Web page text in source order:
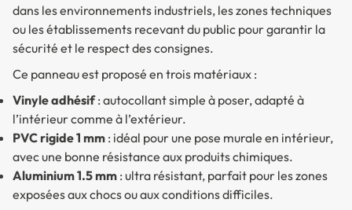
dans les environnements industriels, les zones techniques
ou les établissements recevant du public pour garantir la
sécurité et le respect des consignes.
Ce panneau est proposé en trois matériaux :
Vinyle adhésif: autocollant simple à poser, adapté à
l’intérieur comme à l’extérieur.
PVC rigide 1 mm : idéal pour une pose murale en intérieur,
avec une bonne résistance aux produits chimiques.
Aluminium 1.5 mm : ultra résistant, parfait pour les zones
exposées aux chocs ou aux conditions difficiles.